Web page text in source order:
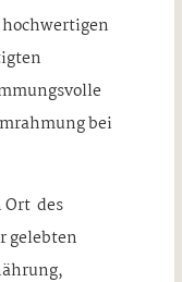
bei
des
gelebten